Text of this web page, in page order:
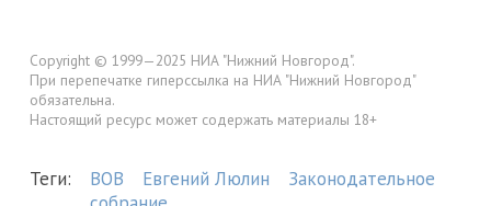
Copyright © 1999—2025 НИА "Нижний Новгород".
При перепечатке гиперссылка на НИА "Нижний Новгород"
обязательна.
Настоящий ресурс может содержать материалы 18+
Теги: ВОВ Евгений Люлин
Законодательное